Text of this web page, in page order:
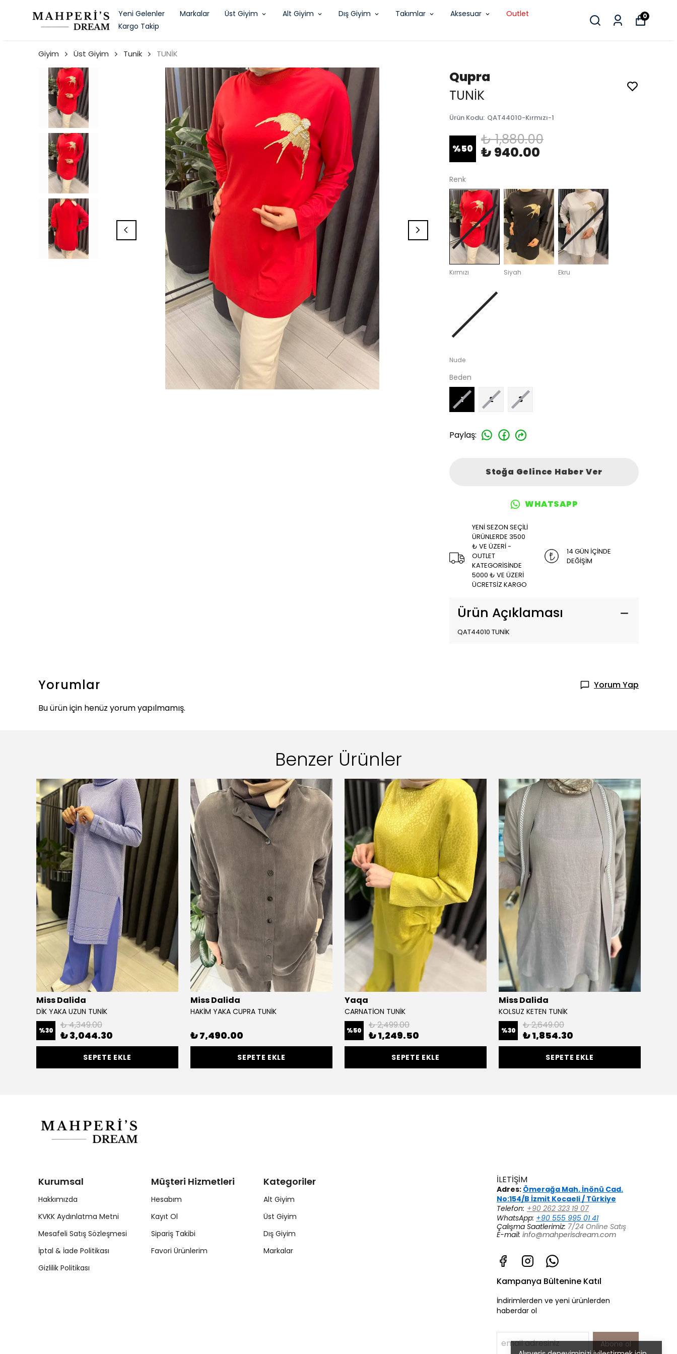
Yeni Gelenler Markalar Üst Giyim Alt Giyim Dış Giyim Takımlar Aksesuar
Outlet
Kargo Takip
0
Giyim Üst Giyim Tunik TUNİK
Qupra
TUNİK
Ürün Kodu: QAT44010-Kırmızı-1
%50
₺ 1,880.00
₺ 940.00
Renk
Kırmızı Siyah Ekru
Nude
Beden
1 2 3
Paylaş:
Stoğa Gelince Haber Ver
WHATSAPP
YENİ SEZON SEÇİLİ
ÜRÜNLERDE 3500
₺ VE ÜZERİ -
OUTLET
KATEGORİSİNDE
5000 ₺ VE ÜZERİ
ÜCRETSİZ KARGO
14 GÜN İÇİNDE
DEĞİŞİM
Ürün Açıklaması
QAT44010 TUNİK
Yorumlar
Yorum Yap
Bu ürün için henüz yorum yapılmamış.
Benzer Ürünler
Miss Dalida
DİK YAKA UZUN TUNİK
%30 ₺ 4,349.00
₺ 3,044.30
SEPETE EKLE
Miss Dalida
HAKİM YAKA CUPRA TUNİK
₺ 7,490.00
SEPETE EKLE
Yaqa
CARNATİON TUNİK
%50 ₺ 2,499.00
₺ 1,249.50
SEPETE EKLE
Miss Dalida
KOLSUZ KETEN TUNİK
%30 ₺ 2,649.00
₺ 1,854.30
SEPETE EKLE
Kurumsal
Hakkımızda
KVKK Aydınlatma Metni
Mesafeli Satış Sözleşmesi
İptal & İade Politikası
Gizlilik Politikası
Müşteri Hizmetleri
Hesabım
Kayıt Ol
Sipariş Takibi
Favori Ürünlerim
Kategoriler
Alt Giyim
Üst Giyim
Dış Giyim
Markalar
İLETİŞİM
Adres: Ömerağa Mah. İnönü Cad.
No:154/B İzmit Kocaeli / Türkiye
Telefon: +90 262 323 19 07
WhatsApp: +90 555 995 01 41
Çalışma Saatlerimiz: 7/24 Online Satış
E-mail: info@mahperisdream.com
Kampanya Bültenine Katıl
İndirimlerden ve yeni ürünlerden
haberdar ol
Abone ol